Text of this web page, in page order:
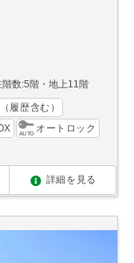
階数:5階・地上11階
履歴含む）
オートロック
詳細を見る